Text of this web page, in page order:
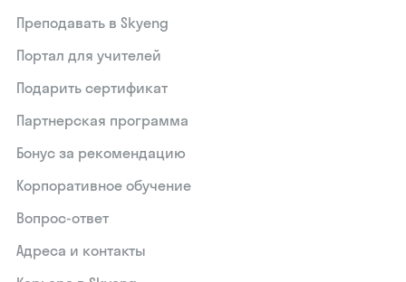
Преподавать в Skyeng
Портал для учителей
Подарить сертификат
Партнерская программа
Бонус за рекомендацию
Корпоративное обучение
Вопрос-ответ
Адреса и контакты